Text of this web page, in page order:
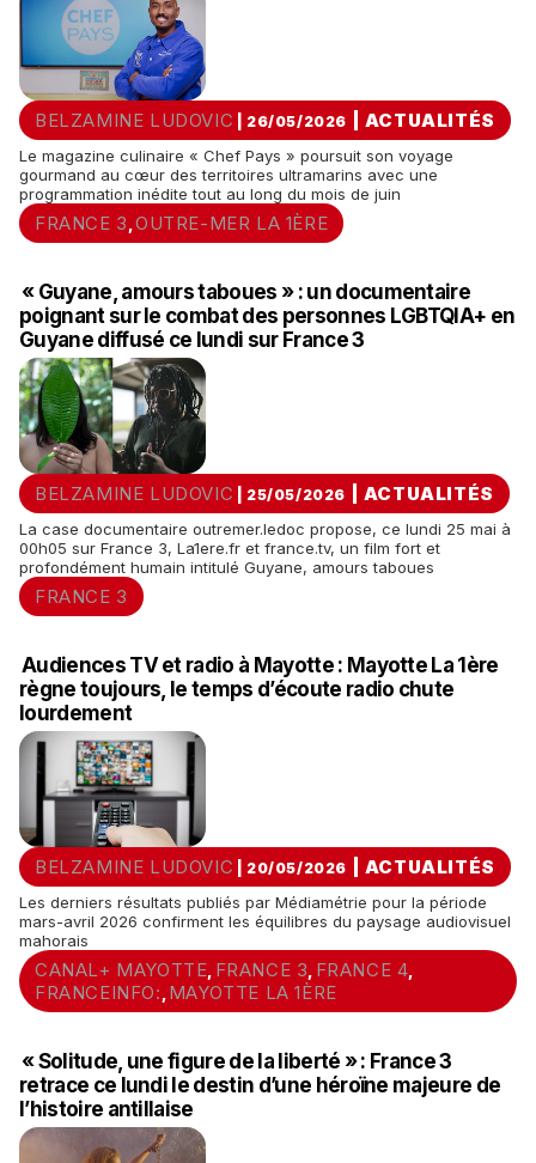
BELZAMINE LUDOVIC | 26/05/2026 ACTUALITÉS
Le magazine culinaire « Chef Pays » poursuit son voyage
gourmand au cœur des territoires ultramarins avec une
programmation inédite tout au long du mois de juin
FRANCE 3 ,OUTRE-MER LA 1ÈRE
« Guyane, amours taboues » : un documentaire
poignant sur le combat des personnes LGBTQIA+ en
Guyane diffusé ce lundi sur France 3
BELZAMINE LUDOVIC | 25/05/2026 ACTUALITÉS
La case documentaire outremer.ledoc propose, ce lundi 25 mai à
00h05 sur France 3, La1ere.fr et france.tv, un film fort et
profondément humain intitulé Guyane, amours taboues
FRANCE 3
Audiences TV et radio à Mayotte : Mayotte La 1ère
règne toujours, le temps d’écoute radio chute
lourdement
BELZAMINE LUDOVIC | 20/05/2026 ACTUALITÉS
Les derniers résultats publiés par Médiamétrie pour la période
mars-avril 2026 confirment les équilibres du paysage audiovisuel
mahorais
CANAL+ MAYOTTE, FRANCE 3, FRANCE 4,
FRANCEINFO: , MAYOTTE LA 1ÈRE
« Solitude, une figure de la liberté » : France 3
retrace ce lundi le destin d’une héroïne majeure de
l’histoire antillaise